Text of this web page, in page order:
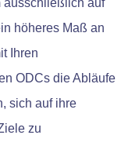
ausschließlich auf
höheres Maß an
Ihren
ODCs die Abläufe
sich auf ihre
zu